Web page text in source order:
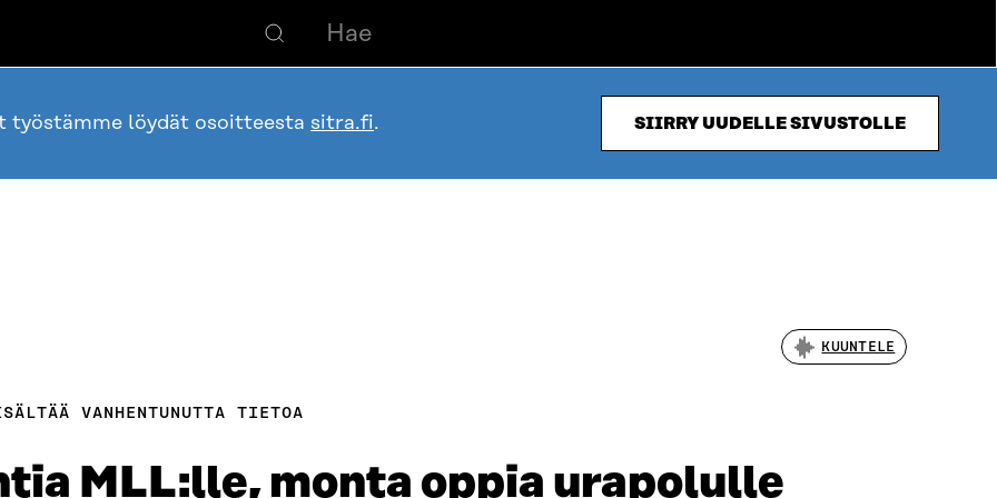
löydät osoitteesta sitra.fi. SIIRRY UUDELLE SIVUSTOLLE
KUUNTELE
VANHENTUNUTTA TIETOA
MLL:lle, monta oppia urapolulle